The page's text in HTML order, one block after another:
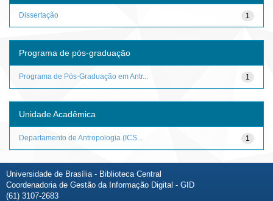
1
Dissertação
Programa de pós-graduação
1
Programa de Pós-Graduação em Antr...
Unidade Acadêmica
1
Departamento de Antropologia (ICS...
Universidade de Brasília - Biblioteca Central
Coordenadoria de Gestão da Informação Digital - GID
(61) 3107-2683